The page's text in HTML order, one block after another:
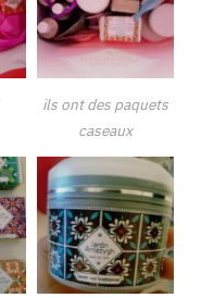
ils ont des paquets
caseaux